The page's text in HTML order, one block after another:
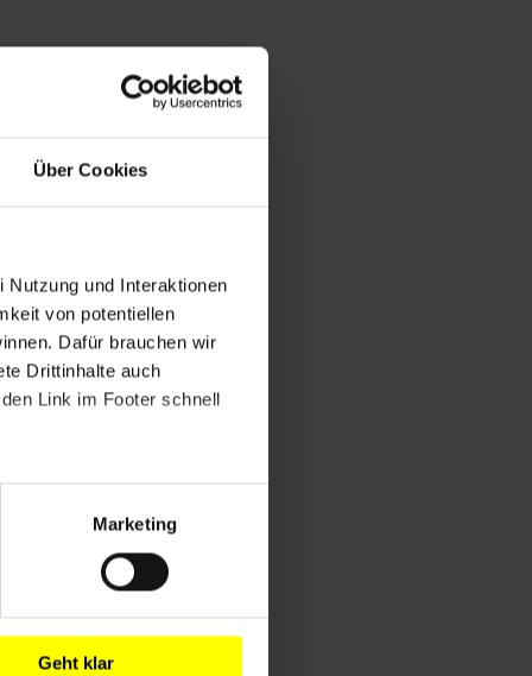
Über Cookies
Nutzung und Interaktionen
von potentiellen
Dafür brauchen wir
Drittinhalte auch
Link im Footer schnell
Marketing
Geht klar